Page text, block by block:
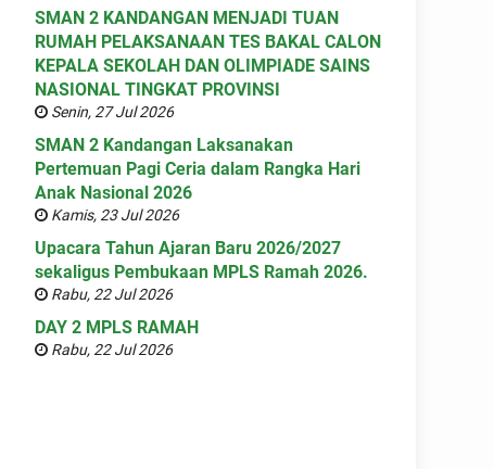
SMAN 2 KANDANGAN MENJADI TUAN
RUMAH PELAKSANAAN TES BAKAL CALON
KEPALA SEKOLAH DAN OLIMPIADE SAINS
NASIONAL TINGKAT PROVINSI
Senin, 27 Jul 2026
SMAN 2 Kandangan Laksanakan
Pertemuan Pagi Ceria dalam Rangka Hari
Anak Nasional 2026
Kamis, 23 Jul 2026
Upacara Tahun Ajaran Baru 2026/2027
sekaligus Pembukaan MPLS Ramah 2026.
Rabu, 22 Jul 2026
DAY 2 MPLS RAMAH
Rabu, 22 Jul 2026